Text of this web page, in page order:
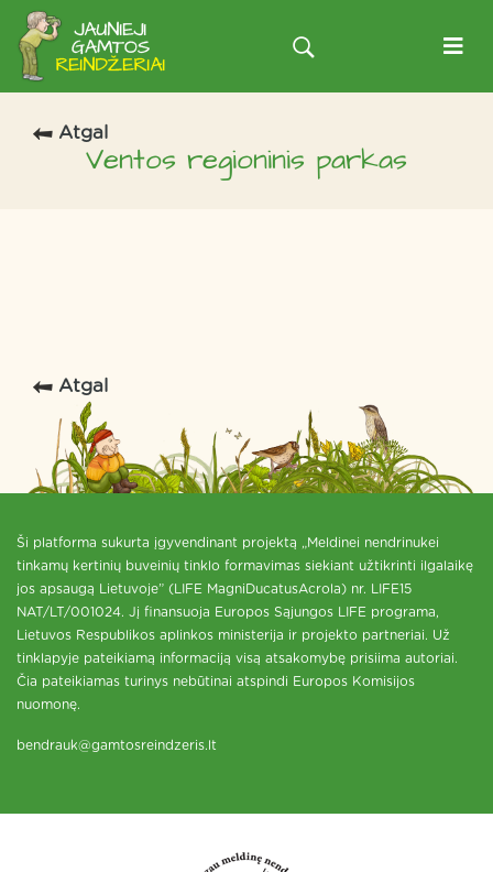
Atgal
Ventos regioninis parkas
Atgal
Ši platforma sukurta įgyvendinant projektą „Meldinei nendrinukei
tinkamų kertinių buveinių tinklo formavimas siekiant užtikrinti ilgalaikę
jos apsaugą Lietuvoje” (LIFE MagniDucatusAcrola) nr. LIFE15
NAT/LT/001024. Jį finansuoja Europos Sąjungos LIFE programa,
Lietuvos Respublikos aplinkos ministerija ir projekto partneriai. Už
tinklapyje pateikiamą informaciją visą atsakomybę prisiima autoriai.
Čia pateikiamas turinys nebūtinai atspindi Europos Komisijos
nuomonę.
bendrauk@gamtosreindzeris.lt